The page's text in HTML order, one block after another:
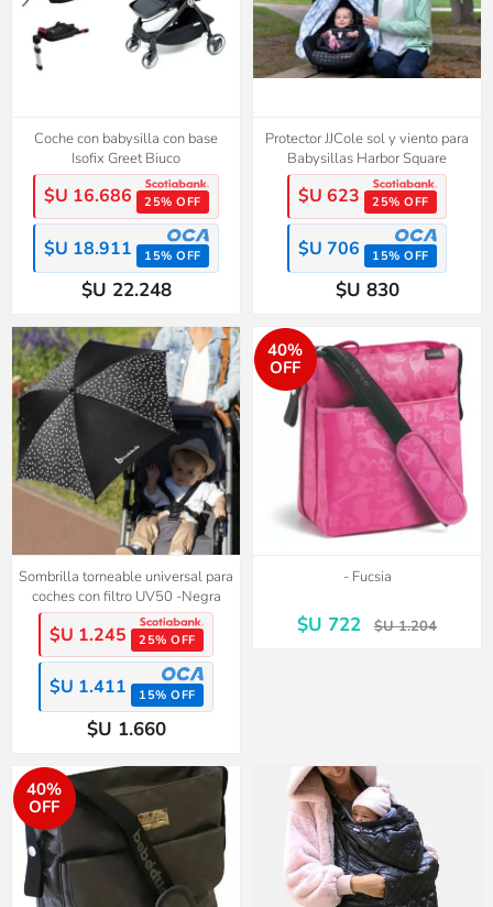
Coche con babysilla con base
Isofix Greet Biuco
$U 16.686 25% OFF
$U 18.911 15% OFF
$U 22.248
Protector JJCole sol y viento para
Babysillas Harbor Square
$U 623 25% OFF
$U 706 15% OFF
$U 830
Sombrilla torneable universal para
coches con filtro UV50 -Negra
$U 1.245 25% OFF
$U 1.411 15% OFF
$U 1.660
40%
OFF
- Fucsia
$U 722 $U 1.204
40%
OFF